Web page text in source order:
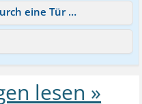
Hilfe, ich kann kein Kaffee durch eine Tür tragen!